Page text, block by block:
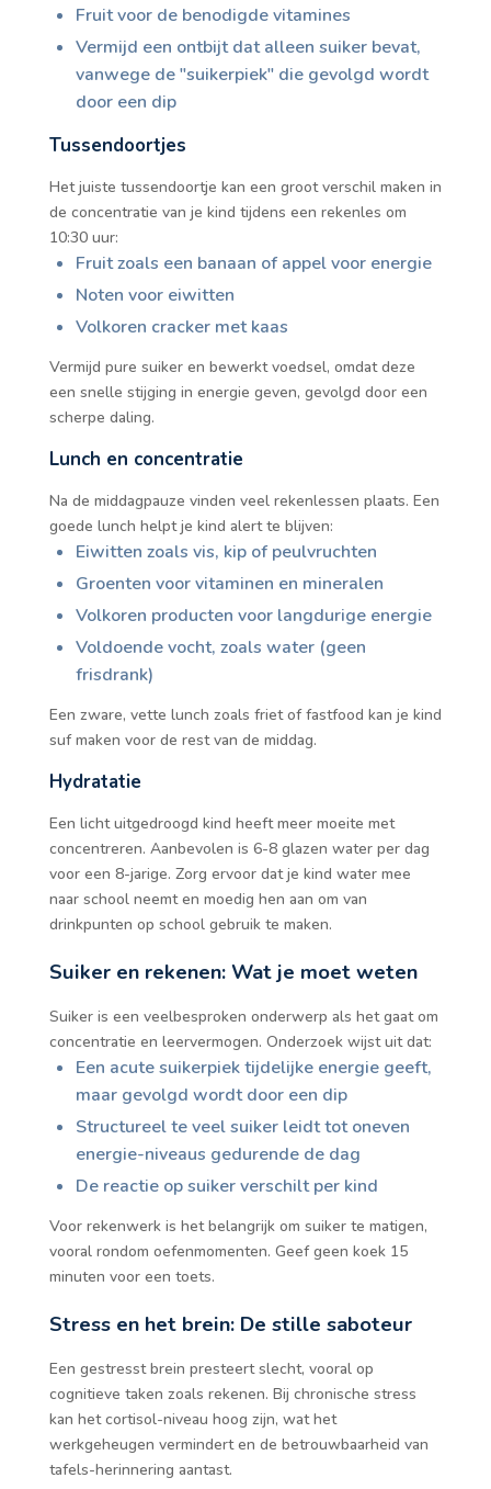
Fruit voor de benodigde vitamines
Vermijd een ontbijt dat alleen suiker bevat,
vanwege de "suikerpiek" die gevolgd wordt
door een dip
Tussendoortjes
Het juiste tussendoortje kan een groot verschil maken in
de concentratie van je kind tijdens een rekenles om
10:30 uur:
Fruit zoals een banaan of appel voor energie
Noten voor eiwitten
Volkoren cracker met kaas
Vermijd pure suiker en bewerkt voedsel, omdat deze
een snelle stijging in energie geven, gevolgd door een
scherpe daling.
Lunch en concentratie
Na de middagpauze vinden veel rekenlessen plaats. Een
goede lunch helpt je kind alert te blijven:
Eiwitten zoals vis, kip of peulvruchten
Groenten voor vitaminen en mineralen
Volkoren producten voor langdurige energie
Voldoende vocht, zoals water (geen
frisdrank)
Een zware, vette lunch zoals friet of fastfood kan je kind
suf maken voor de rest van de middag.
Hydratatie
Een licht uitgedroogd kind heeft meer moeite met
concentreren. Aanbevolen is 6-8 glazen water per dag
voor een 8-jarige. Zorg ervoor dat je kind water mee
naar school neemt en moedig hen aan om van
drinkpunten op school gebruik te maken.
Suiker en rekenen: Wat je moet weten
Suiker is een veelbesproken onderwerp als het gaat om
concentratie en leervermogen. Onderzoek wijst uit dat:
Een acute suikerpiek tijdelijke energie geeft,
maar gevolgd wordt door een dip
Structureel te veel suiker leidt tot oneven
energie-niveaus gedurende de dag
De reactie op suiker verschilt per kind
Voor rekenwerk is het belangrijk om suiker te matigen,
vooral rondom oefenmomenten. Geef geen koek 15
minuten voor een toets.
Stress en het brein: De stille saboteur
Een gestresst brein presteert slecht, vooral op
cognitieve taken zoals rekenen. Bij chronische stress
kan het cortisol-niveau hoog zijn, wat het
werkgeheugen vermindert en de betrouwbaarheid van
tafels-herinnering aantast.